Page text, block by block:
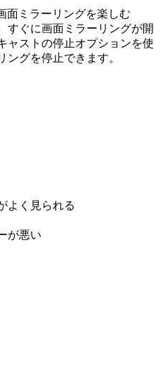
面ミラーリングを楽​​しむ
すぐに画面ミラーリングが開
ャストの停止オプションを使
ングを停止できます。
よく見られる
が悪い